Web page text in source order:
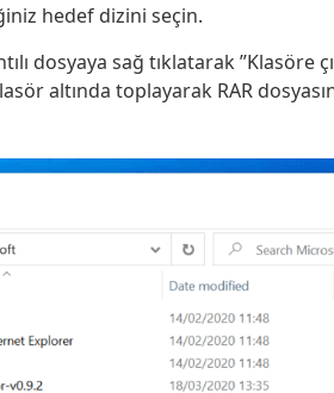
hedef dizini seçin.
dosyaya sağ tıklatarak ”Klasöre
altında toplayarak RAR